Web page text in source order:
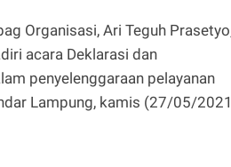
Organisasi, Ari Teguh
acara Deklarasi dan
penyelenggaraan pelayanan
Lampung, kamis (27/05/